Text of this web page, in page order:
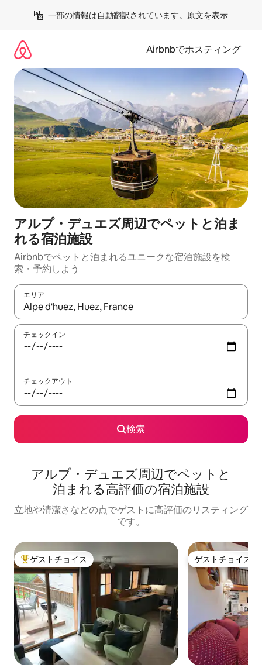
一部の情報は自動翻訳されています。 原文を表示
Airbnbでホスティング
アルプ・デュエズ周辺でペットと泊ま
れる宿泊施設
Airbnbでペットと泊まれるユニークな宿泊施設を検
索・予約しよう
エリア
検索結果が表示されたら、上下の矢印キーを使って移動するか
チェックイン
チェックアウト
検索
アルプ・デュエズ周⁠辺⁠でペ⁠ッ⁠ト⁠と
泊⁠ま⁠れ⁠る高⁠評⁠価⁠の宿⁠泊⁠施⁠設
立地や清潔さなどの点でゲストに高評価のリスティング
です。
大好評のゲストチョイスです。
ゲストチョイス ゲストチョイス
ゲストチョイス